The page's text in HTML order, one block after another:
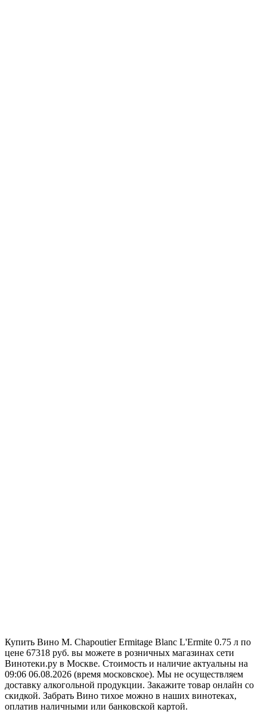
Купить Вино M. Chapoutier Ermitage Blanc L'Ermite 0.75 л по
цене 67318 руб. вы можете в розничных магазинах сети
Винотеки.ру в Москве. Стоимость и наличие актуальны на
09:06 06.08.2026 (время московское). Мы не осуществляем
доставку алкогольной продукции. Закажите товар онлайн со
скидкой. Забрать Вино тихое можно в наших винотеках,
оплатив наличными или банковской картой.